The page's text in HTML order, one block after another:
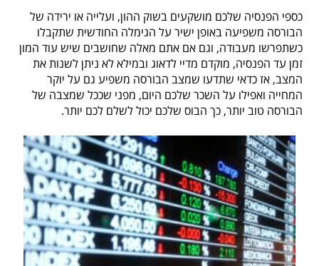
כספי הפנסיה שלכם מושקעים בשוק ההון, ועלייה או ירידה של
הבורסה משפיעה באופן ישיר על הגימלה החודשית שתקבלו
כשתפרשו מעבודה, וגם אם אתם מאלה שחושבים שיש עוד המון
זמן עד הפנסיה, מוקדם מדיי לדאוג ובמילא לא ניתן לשנות את
המצב, אז כדאי שתדעו שמצב הבורסה משפיע גם על יוקר
המחייה ואפילו על השכר שלכם היום, מפני שככל שמצבה של
הבורסה טוב יותר, כך הבוס שלכם יכול לשלם לכם יותר.